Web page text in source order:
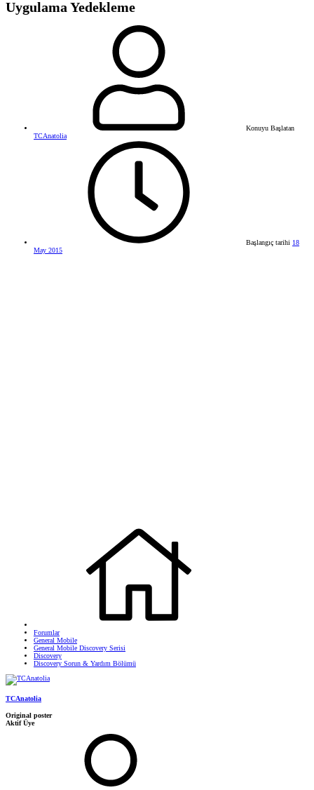
Uygulama Yedekleme
Konuyu Başlatan
TCAnatolia
Başlangıç tarihi 18
May 2015
Forumlar
General Mobile
General Mobile Discovery Serisi
Discovery
Discovery Sorun & Yardım Bölümü
TCAnatolia
Original poster
Aktif Üye